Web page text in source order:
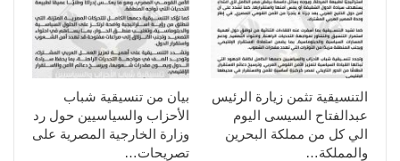
بيان من تنسيقية شباب
الأحزاب والسياسيين حول رد
وزارة الخارجية المصرية على
تصريحات…
التنسيقية تثمن زيارة الرئيس
عبدالفتاح السيسى اليوم
الي كل من مملكة البحرين
والمملكة…